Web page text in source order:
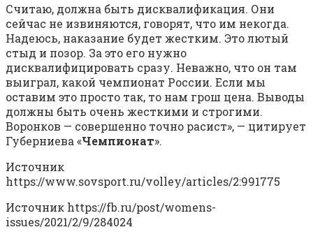
Считаю, должна быть дисквалификация. Они
сейчас не извиняются, говорят, что им некогда.
Надеюсь, наказание будет жестким. Это лютый
стыд и позор. За это его нужно
дисквалифицировать сразу. Неважно, что он там
выиграл, какой чемпионат России. Если мы
оставим это просто так, то нам грош цена. Выводы
должны быть очень жесткими и строгими.
Воронков — совершенно точно расист», — цитирует
Губерниева «Чемпионат».
Источник
https://www.sovsport.ru/volley/articles/2:991775
Источник https://fb.ru/post/womens-
issues/2021/2/9/284024